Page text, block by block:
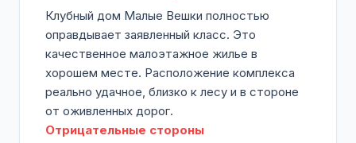
Клубный дом Малые Вешки полностью
оправдывает заявленный класс. Это
качественное малоэтажное жилье в
хорошем месте. Расположение комплекса
реально удачное, близко к лесу и в стороне
от оживленных дорог.
Отрицательные стороны